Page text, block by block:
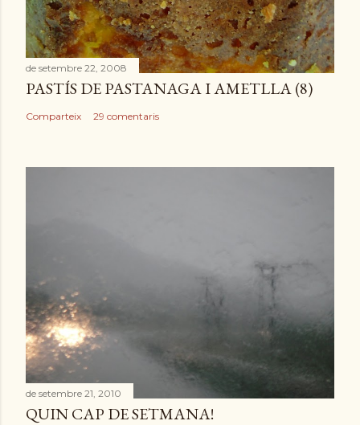
n
t
r
a
d
a
de setembre 22, 2008
PASTÍS DE PASTANAGA I AMETLLA (8)
Comparteix 29 comentaris
de setembre 21, 2010
QUIN CAP DE SETMANA!